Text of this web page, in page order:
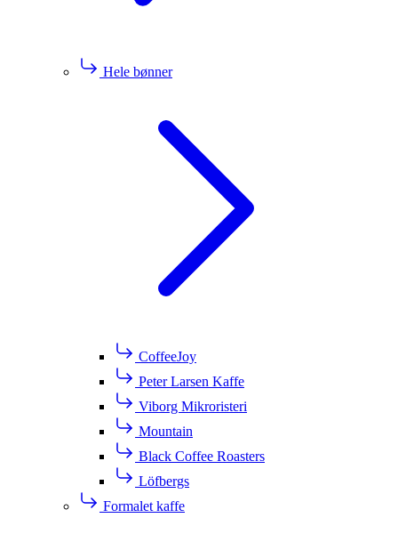
Hele bønner
CoffeeJoy
Peter Larsen Kaffe
Viborg Mikroristeri
Mountain
Black Coffee Roasters
Löfbergs
Formalet kaffe